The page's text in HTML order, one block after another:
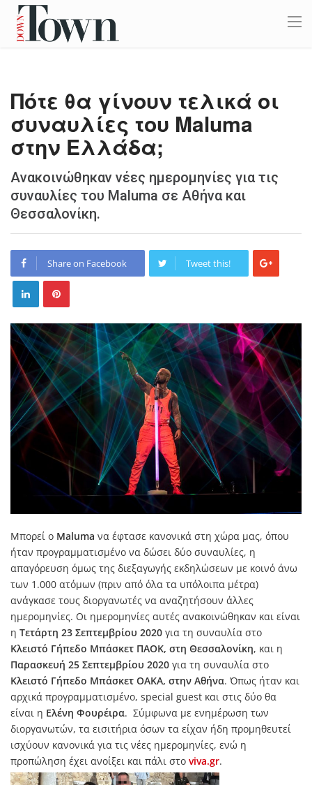
Πότε θα γίνουν τελικά οι
συναυλίες του Maluma
στην Ελλάδα;
Ανακοινώθηκαν νέες ημερομηνίες για τις
συναυλίες του Maluma σε Αθήνα και
Θεσσαλονίκη.
Share on Facebook Tweet this!
Μπορεί ο Maluma να έφτασε κανονικά στη χώρα μας, όπου
ήταν προγραμματισμένο να δώσει δύο συναυλίες, η
απαγόρευση όμως της διεξαγωγής εκδηλώσεων με κοινό άνω
των 1.000 ατόμων (πριν από όλα τα υπόλοιπα μέτρα)
ανάγκασε τους διοργανωτές να αναζητήσουν άλλες
ημερομηνίες. Οι ημερομηνίες αυτές ανακοινώθηκαν και είναι
η Τετάρτη 23 Σεπτεμβρίου 2020 για τη συναυλία στο
Κλειστό Γήπεδο Μπάσκετ ΠΑΟΚ, στη Θεσσαλονίκη, και η
Παρασκευή 25 Σεπτεμβρίου 2020 για τη συναυλία στο
Κλειστό Γήπεδο Μπάσκετ ΟΑΚΑ, στην Αθήνα. Όπως ήταν και
αρχικά προγραμματισμένο, special guest και στις δύο θα
είναι η Ελένη Φουρέιρα. Σύμφωνα με ενημέρωση των
διοργανωτών, τα εισιτήρια όσων τα είχαν ήδη προμηθευτεί
ισχύουν κανονικά για τις νέες ημερομηνίες, ενώ η
προπώληση έχει ανοίξει και πάλι στο viva.gr.